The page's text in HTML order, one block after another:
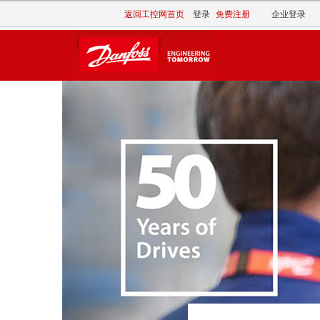
返回工控网首页 登录 免费注册 企业登录